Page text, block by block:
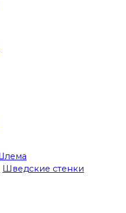
Шведские стенки